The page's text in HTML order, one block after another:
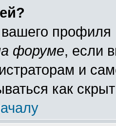
вашего
форуме, если
и
как